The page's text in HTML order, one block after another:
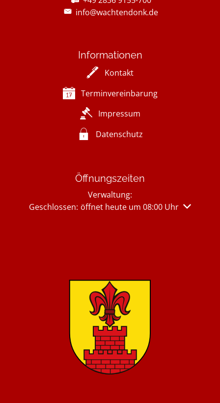
info@wachtendonk.de
Informationen
Kontakt
Terminvereinbarung
Impressum
Datenschutz
Öffnungszeiten
Verwaltung:
Klicken, um weitere Öffnungs- oder Schließzeiten
Geschlossen: öffnet heute um 08:00 Uhr